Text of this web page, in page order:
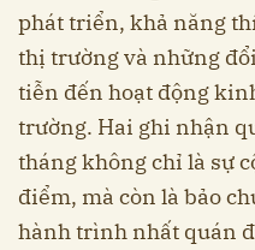
phát triển, khả năng
thị trường và những
tiễn đến hoạt động
trường. Hai ghi nhận
tháng không chỉ là sự
điểm, mà còn là bảo
hành trình nhất quán